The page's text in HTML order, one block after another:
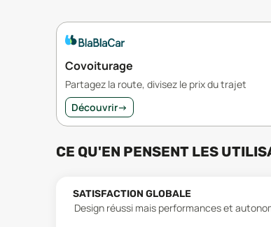
Covoiturage
Partagez la route, divisez le prix du trajet
Découvrir→
CE QU'EN PENSENT LES
SATISFACTION GLOBALE
Design réussi mais performances et